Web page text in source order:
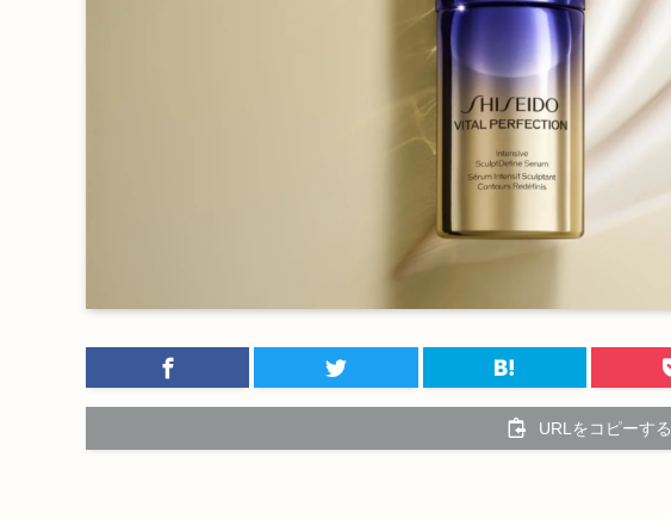
URLをコピーする